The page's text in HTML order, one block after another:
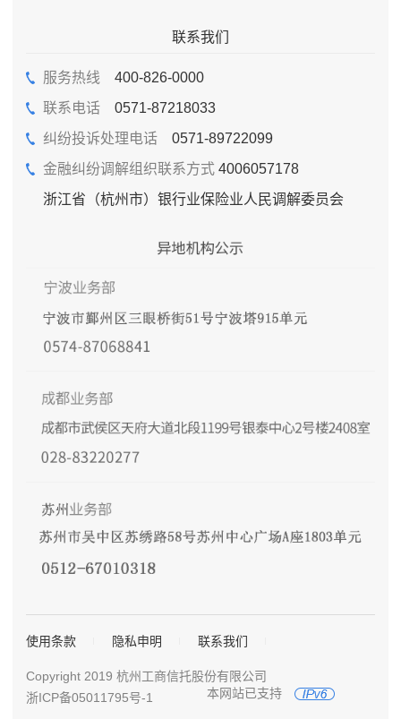
联系我们
服务热线 400-826-0000
联系电话0571-87218033
纠纷投诉处理电话0571-89722099
金融纠纷调解组织联系方式4006057178
浙江省（杭州市）银行业保险业人民调解委员会
使用条款 隐私申明 联系我们
Copyright 2019 杭州工商信托股份有限公司
浙ICP备05011795号-1
本网站已支持